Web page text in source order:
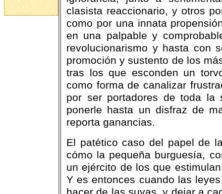
clasista reaccionario, y otros
como por una innata
en una palpable y
revolucionarismo y hasta con
promoción y sustento de los
tras los que esconden un
como forma de canalizar
por ser portadores de toda la
ponerle hasta un disfraz de
reporta ganancias.
El patético caso del papel de
cómo la pequeña burguesía,
un ejército de los que
Y es entonces cuando las